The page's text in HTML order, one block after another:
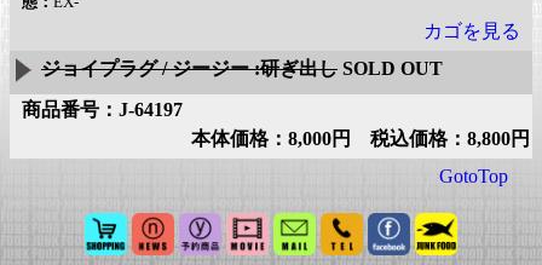
カゴを見る
ジョイプラグ / ジージー :研ぎ出し SOLD OUT
商品番号：J-64197
本体価格：8,000円 税込価格：8,800円
GotoTop